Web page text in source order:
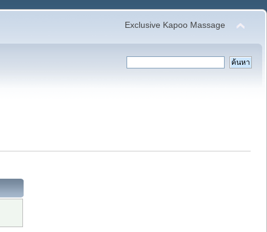
Exclusive Kapoo Massage